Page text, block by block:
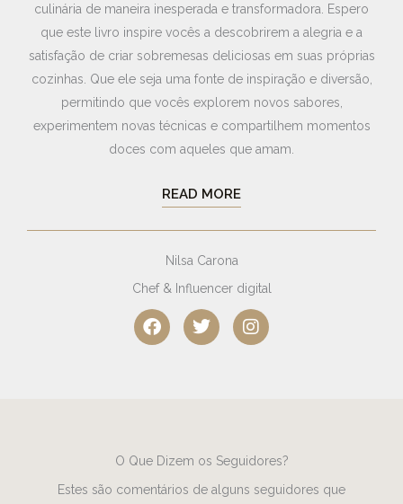
culinária de maneira inesperada e transformadora. Espero
que este livro inspire vocês a descobrirem a alegria e a
satisfação de criar sobremesas deliciosas em suas próprias
cozinhas. Que ele seja uma fonte de inspiração e diversão,
permitindo que vocês explorem novos sabores,
experimentem novas técnicas e compartilhem momentos
doces com aqueles que amam.
READ MORE
Nilsa Carona
Chef & Influencer digital
F
a
T
w
I
n
m
O Que Dizem os Seguidores?
Estes são comentários de alguns seguidores que